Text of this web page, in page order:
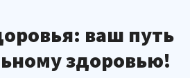
ваш путь
здоровью!